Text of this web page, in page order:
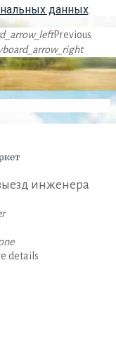
данных.
Previous
инженера
details